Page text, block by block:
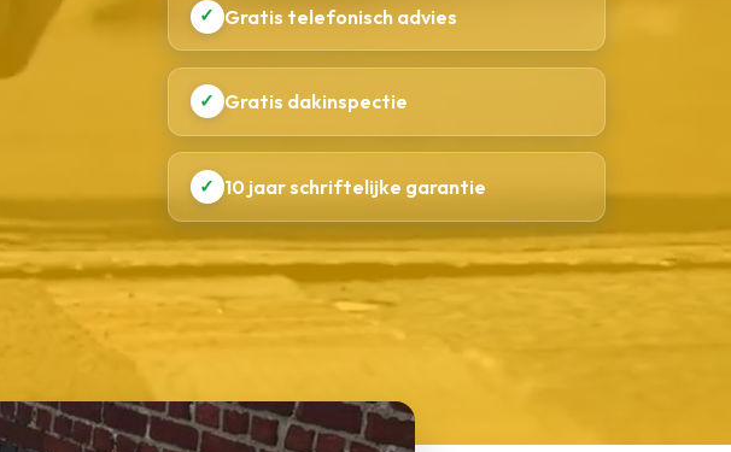
✓ Gratis telefonisch advies
✓ Gratis dakinspectie
✓ 10 jaar schriftelijke garantie